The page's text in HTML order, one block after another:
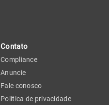
Contato
Compliance
Anuncie
Fale conosco
Política de privacidade